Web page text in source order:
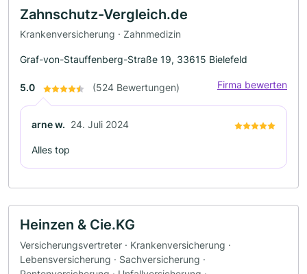
Zahnschutz-Vergleich.de
Krankenversicherung · Zahnmedizin
Graf-von-Stauffenberg-Straße 19, 33615 Bielefeld
5.0 (524 Bewertungen) Firma bewerten
arne w. 24. Juli 2024
Alles top
Heinzen & Cie.KG
Versicherungsvertreter · Krankenversicherung ·
Lebensversicherung · Sachversicherung ·